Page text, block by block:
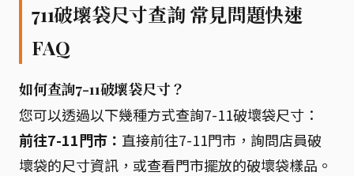
711破壞袋尺寸查詢 常見問題快速
FAQ
如何查詢7-11破壞袋尺寸？
您可以透過以下幾種方式查詢7-11破壞袋尺寸：
前往7-11門市： 直接前往7-11門市，詢問店員破
壞袋的尺寸資訊，或查看門市擺放的破壞袋樣品。